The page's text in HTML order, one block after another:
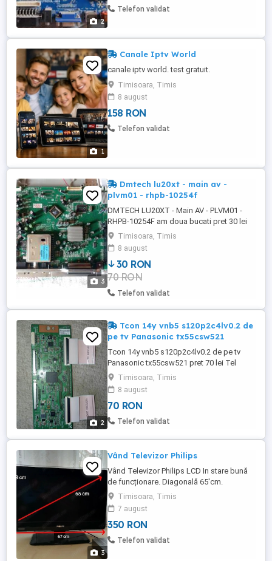
2
Telefon validat
1
Canale Iptv World
canale iptv world. test gratuit.
Timisoara, Timis
8 august
158 RON
Telefon validat
3
Dmtech lu20xt - main av -
plvm01 - rhpb-10254f
DMTECH LU20XT - Main AV - PLVM01 -
RHPB-10254F am doua bucati pret 30 lei
bucata Tel
Timisoara, Timis
8 august
30 RON
70 RON
Telefon validat
2
Tcon 14y vnb5 s120p2c4lv0.2 de
pe tv Panasonic tx55csw521
Tcon 14y vnb5 s120p2c4lv0.2 de pe tv
Panasonic tx55csw521 pret 70 lei Tel
Timisoara, Timis
8 august
70 RON
Telefon validat
3
Vând Televizor Philips
Vând Televizor Philips LCD In stare bună
de funcționare. Diagonală 65'cm.
Rezoluție HD Ready, ramă transparentă,
gama profesională Hospitality Hotel TV,
ceea ce garantează o rezistență mai mare
la utilizare îndelungată. Nu trimit pe curier.
Detalii in privat.
Timisoara, Timis
7 august
350 RON
Telefon validat